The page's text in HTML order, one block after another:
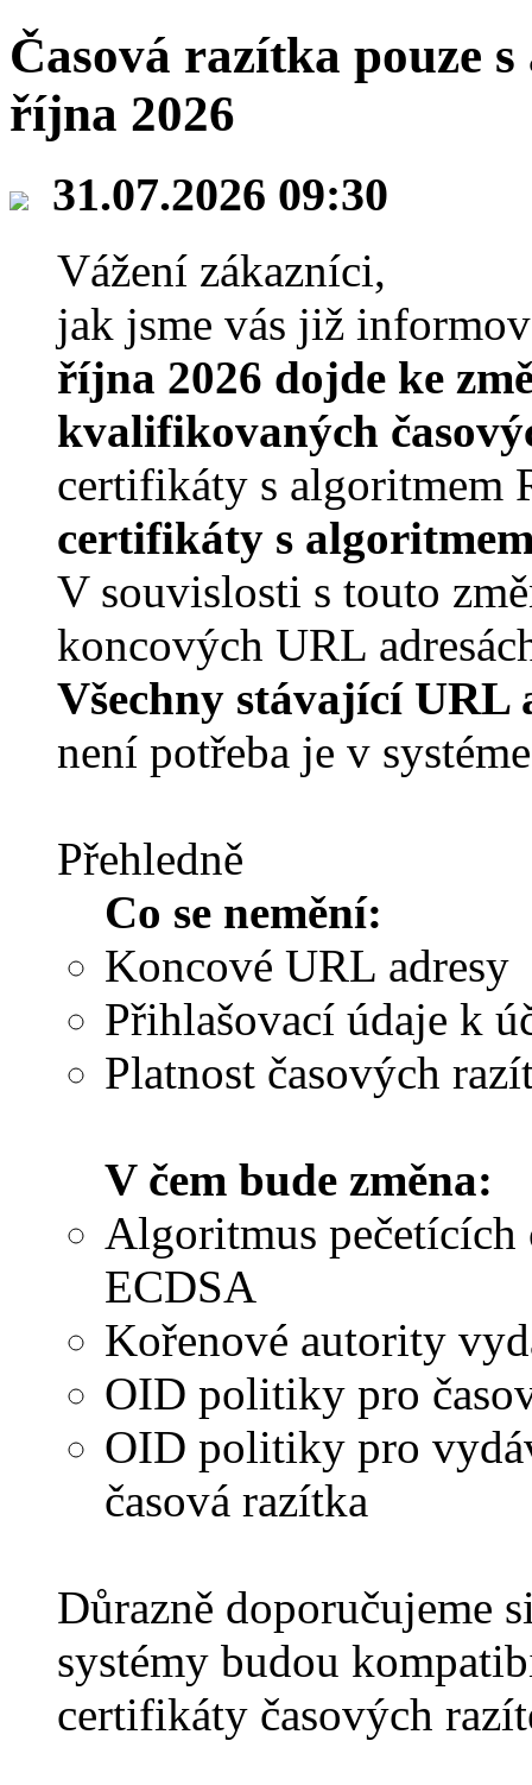
Časová razítka pouze
října 2026
31.07.2026 09:30
Vážení zákazníci,
jak jsme vás již
října 2026 dojde ke
kvalifikovaných
certifikáty s algoritmem
certifikáty s
V souvislosti s touto
koncových URL
Všechny stávající URL
není potřeba je v
Přehledně
Co se nemění:
Koncové URL adresy
Přihlašovací údaje k
Platnost časových
V čem bude změna:
Algoritmus pečetících
ECDSA
Kořenové autority
OID politiky pro
OID politiky pro
časová razítka
Důrazně doporučujeme
systémy budou
certifikáty časových